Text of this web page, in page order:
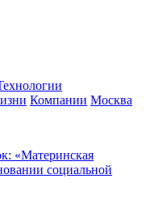
Компании Москва
«Материнская
социальной